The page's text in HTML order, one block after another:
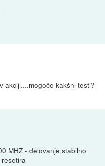
akciji....mogoče kakšni testi?
MHZ - delovanje stabilno